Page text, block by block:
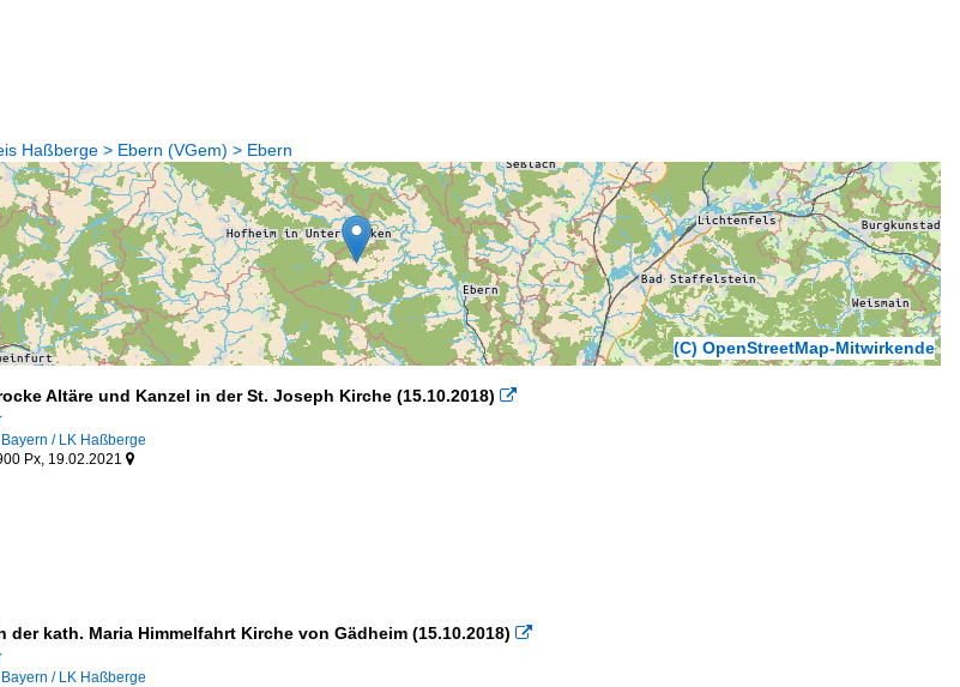
Haßberge > Ebern (VGem) > Ebern
(C) OpenStreetMap-Mitwirkende
Altäre und Kanzel in der St. Joseph Kirche (15.10.2018) 
/ LK Haßberge
Px, 19.02.2021 
der kath. Maria Himmelfahrt Kirche von Gädheim (15.10.2018) 
/ LK Haßberge